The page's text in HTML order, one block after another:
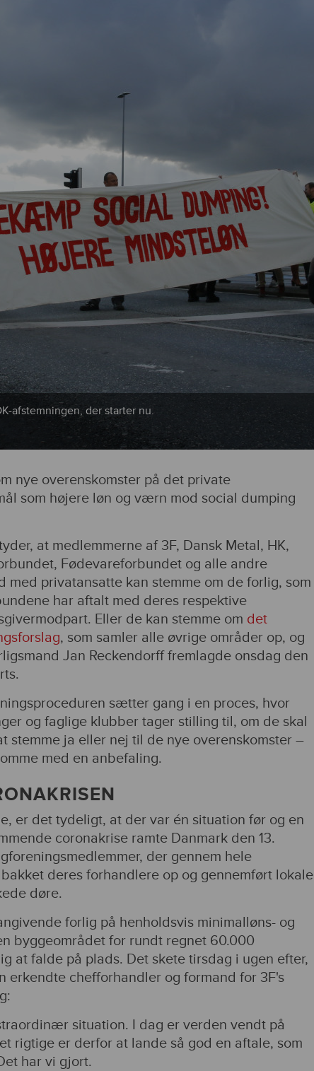
afstemningen, der starter nu.
nye overenskomster på det private
som højere løn og værn mod social dumping
at medlemmerne af 3F, Dansk Metal, HK,
Fødevareforbundet og alle andre
med privatansatte kan stemme om de forlig, som
har aftalt med deres respektive
Eller de kan stemme om det
, som samler alle øvrige områder op, og
Jan Reckendorff fremlagde onsdag den
sætter gang i en proces, hvor
og faglige klubber tager stilling til, om de skal
stemme ja eller nej til de nye overenskomster –
med en anbefaling.
er det tydeligt, at der var én situation før og en
coronakrise ramte Danmark den 13.
der gennem hele
deres forhandlere op og gennemført lokale
døre.
forlig på henholdsvis minimalløns- og
byggeområdet for rundt regnet 60.000
at falde på plads. Det skete tirsdag i ugen efter,
erkendte chefforhandler og formand for 3F's
situation. I dag er verden vendt på
rigtige er derfor at lande så god en aftale, som
har vi gjort.